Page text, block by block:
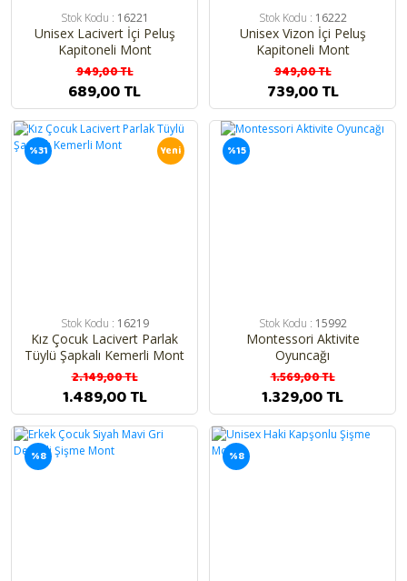
Stok Kodu : 16221
Unisex Lacivert İçi Peluş
Kapitoneli Mont
949,00 TL
689,00 TL
Stok Kodu : 16222
Unisex Vizon İçi Peluş
Kapitoneli Mont
949,00 TL
739,00 TL
Yeni
%31
Stok Kodu : 16219
Kız Çocuk Lacivert Parlak
Tüylü Şapkalı Kemerli Mont
2.149,00 TL
1.489,00 TL
%15
Stok Kodu : 15992
Montessori Aktivite
Oyuncağı
1.569,00 TL
1.329,00 TL
%8 %8
Hediyelik Ürünler
Taraftar Bebek Takımları
Bebek Yazlık Modeller
Bebek Kışlık Modeller
Atkı , Bere , Eldiven
En Yeniler
İsimli Özel Bebek Ürünleri
Mayo & Bikini